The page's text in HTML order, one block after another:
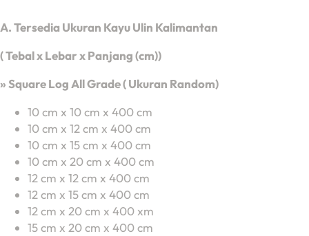
A. Tersedia Ukuran Kayu Ulin Kalimantan
( Tebal x Lebar x Panjang (cm))
» Square Log All Grade ( Ukuran Random)
10 cm x 10 cm x 400 cm
10 cm x 12 cm x 400 cm
10 cm x 15 cm x 400 cm
10 cm x 20 cm x 400 cm
12 cm x 12 cm x 400 cm
12 cm x 15 cm x 400 cm
12 cm x 20 cm x 400 xm
15 cm x 20 cm x 400 cm